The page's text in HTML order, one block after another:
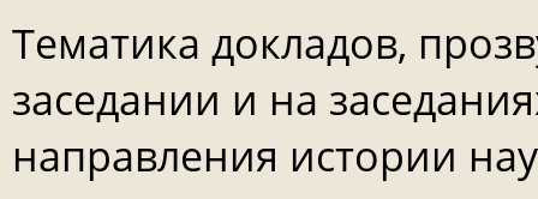
Тематика докладов,
заседании и на
направления истории